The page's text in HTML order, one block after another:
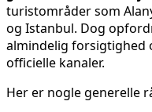
turistområder som
og Istanbul. Dog
almindelig forsigtighed
officielle kanaler.
Her er nogle generelle